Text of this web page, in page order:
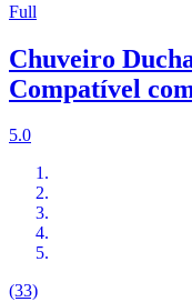
Full
Chuveiro
Compatível
5.0
(33)